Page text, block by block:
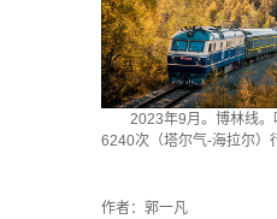
2023年9月。博林线。
6240次（塔尔气-海拉尔）
作者：郭一凡